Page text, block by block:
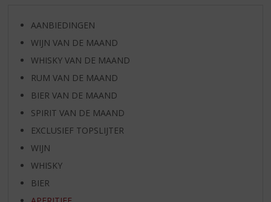
AANBIEDINGEN
WIJN VAN DE MAAND
WHISKY VAN DE MAAND
RUM VAN DE MAAND
BIER VAN DE MAAND
SPIRIT VAN DE MAAND
EXCLUSIEF TOPSLIJTER
WIJN
WHISKY
BIER